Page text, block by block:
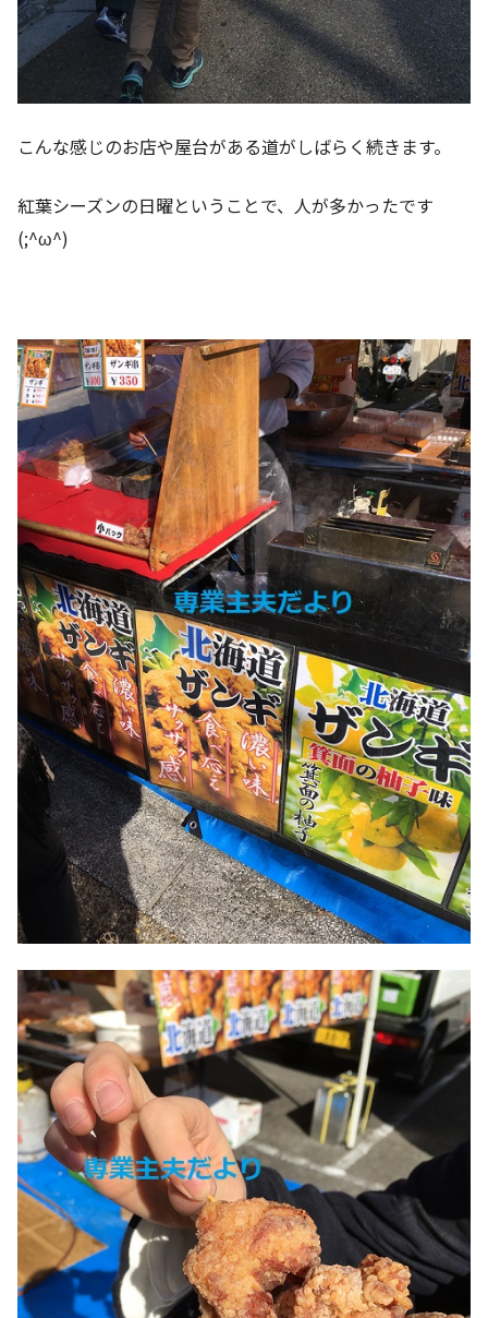
こんな感じのお店や屋台がある道がしばらく続きます。
紅葉シーズンの日曜ということで、人が多かったです
(;^ω^)